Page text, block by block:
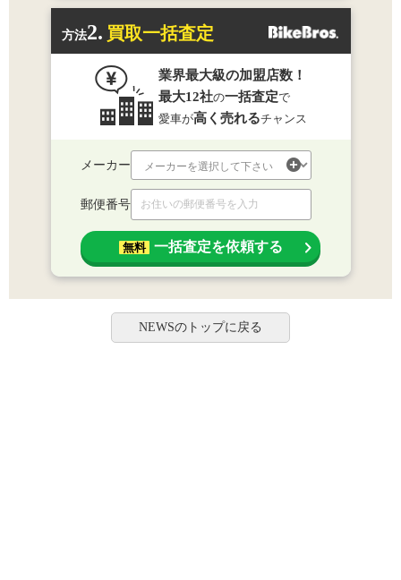
方法2. 買取一括査定
業界最大級の加盟店数！
最大12社の一括査定で
愛車が高く売れるチャンス
メーカー
郵便番号
無料 一括査定を依頼する
NEWSのトップに戻る